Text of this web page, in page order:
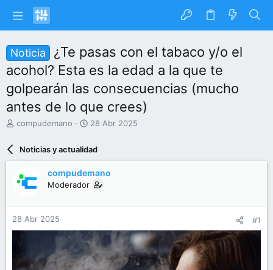
Noticia
¿Te pasas con el tabaco y/o el
acohol? Esta es la edad a la que te
golpearán las consecuencias (mucho
antes de lo que crees)
I
a
r
d
e
compudemano
F
h
d
e
n
c
i
o
28 Abr 2025
Noticias y actualidad
compudemano
Moderador
28 Abr 2025 #1